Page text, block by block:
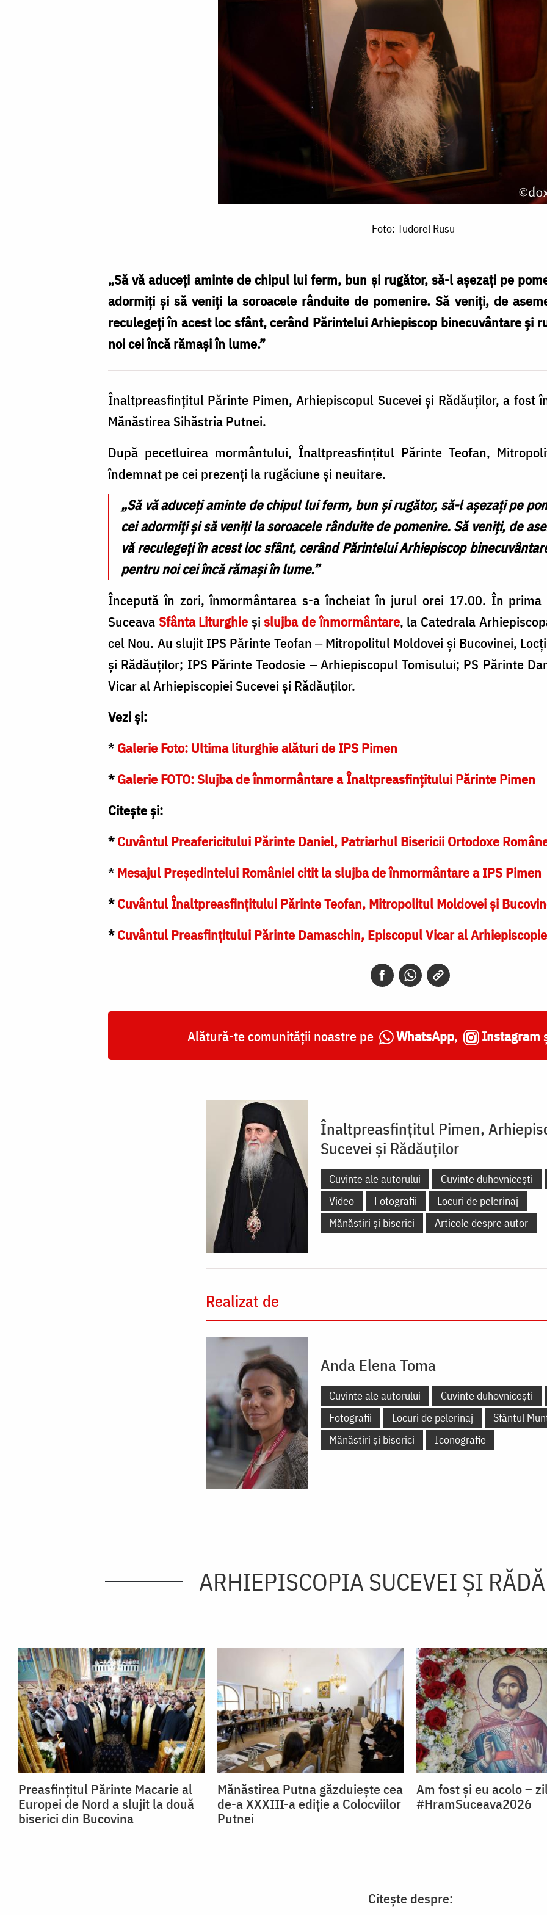
Foto: Tudorel Rusu
„Să vă aduceți aminte de chipul lui ferm, bun și rugător, să-l așezați pe
adormiți și să veniți la soroacele rânduite de pomenire. Să veniți, de
reculegeți în acest loc sfânt, cerând Părintelui Arhiepiscop binecuvântare și
noi cei încă rămași în lume.”
Înaltpreasfințitul Părinte Pimen, Arhiepiscopul Sucevei și Rădăuților, a fost
Mănăstirea Sihăstria Putnei.
După pecetluirea mormântului, Înaltpreasfințitul Părinte Teofan,
îndemnat pe cei prezenți la rugăciune și neuitare.
„Să vă aduceți aminte de chipul lui ferm, bun și rugător, să-l așezați pe
cei adormiți și să veniți la soroacele rânduite de pomenire. Să veniți, de
vă reculegeți în acest loc sfânt, cerând Părintelui Arhiepiscop
pentru noi cei încă rămași în lume.”
Începută în zori, înmormântarea s-a încheiat în jurul orei 17.00. În
Suceava Sfânta Liturghie șislujba de înmormântare, la Catedrala
cel Nou. Au slujit IPS Părinte Teofan ‒ Mitropolitul Moldovei și Bucovinei,
și Rădăuților; IPS Părinte Teodosie ‒ Arhiepiscopul Tomisului; PS Părinte
Vicar al Arhiepiscopiei Sucevei și Rădăuților.
Vezi și:
* Galerie Foto: Ultima liturghie alături de IPS Pimen
*Galerie FOTO: Slujba de înmormântare a Înaltpreasfințitului Părinte Pimen
Citește și:
*Cuvântul Preafericitului Părinte Daniel, Patriarhul Bisericii Ortodoxe
* Mesajul Președintelui României citit la slujba de înmormântare a IPS Pimen
*Cuvântul Înaltpreasfințitului Părinte Teofan, Mitropolitul Moldovei și
*Cuvântul Preasfințitului Părinte Damaschin, Episcopul Vicar al
Alătură-te comunității noastre pe WhatsApp, Instagram
Înaltpreasfințitul Pimen,
Sucevei și Rădăuților
Cuvinte ale autorului Cuvinte duhovnicești
Video
Fotografii
Locuri de pelerinaj
Mănăstiri și biserici
Articole despre autor
Realizat de
Anda Elena Toma
Cuvinte ale autorului Cuvinte duhovnicești
Fotografii
Locuri de pelerinaj
Sfântul
Mănăstiri și biserici
Iconografie
ARHIEPISCOPIA SUCEVEI ŞI
Preasfințitul Părinte Macarie al
Europei de Nord a slujit la două
biserici din Bucovina
Mănăstirea Putna găzduiește cea
de-a XXXIII-a ediție a Colocviilor
Putnei
Am fost și eu acolo –
#HramSuceava2026
Citește despre: